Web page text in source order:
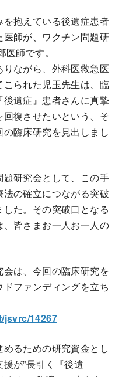
抱えている後遺症患者
師が、ワクチン問題研
師です。
ながら、外科医救急医
られた児玉先生は、臨
遺症』患者さんに真摯
復させたいという、そ
臨床研究を見出しまし
研究会として、この手
の確立につながる突破
た。その突破口となる
皆さまお一人お一人の
は、今回の臨床研究を
ファンディングを立ち
14267
るための研究資金とし
が”長引く『後遺